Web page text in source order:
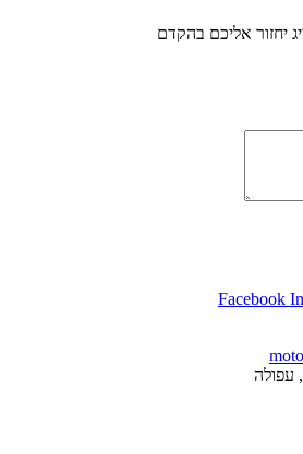
יחזור אליכם בהקדם
Facebook